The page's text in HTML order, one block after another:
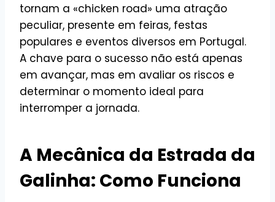
tornam a «chicken road» uma atração
peculiar, presente em feiras, festas
populares e eventos diversos em Portugal.
A chave para o sucesso não está apenas
em avançar, mas em avaliar os riscos e
determinar o momento ideal para
interromper a jornada.
A Mecânica da Estrada da
Galinha: Como Funciona